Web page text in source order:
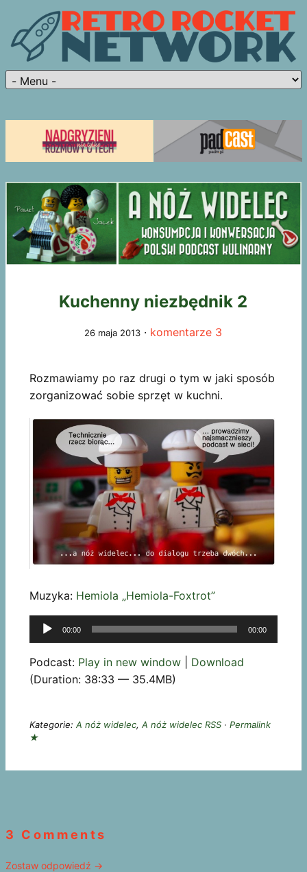
Kuchenny niezbędnik 2
26 maja 2013 · komentarze 3
Rozmawiamy po raz drugi o tym w jaki sposób
zorganizować sobie sprzęt w kuchni.
Muzyka: Hemiola „Hemiola-Foxtrot”
Odtwarzacz
plików
dźwiękowych
00:00 00:00
Podcast: Play in new window| Download
(Duration: 38:33 — 35.4MB)
Kategorie: A nóż widelec, A nóż widelec RSS· Permalink
★
3 Comments
Zostaw odpowiedź →